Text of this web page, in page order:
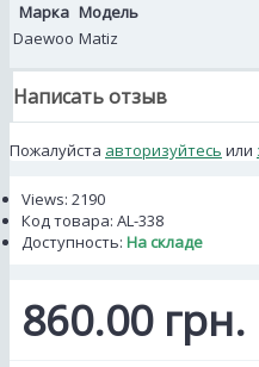
Марка Модель
Daewoo Matiz
Написать отзыв
Пожалуйста авторизуйтесь или
Views: 2190
Код товара: AL-338
Доступность: На складе
860.00 грн.